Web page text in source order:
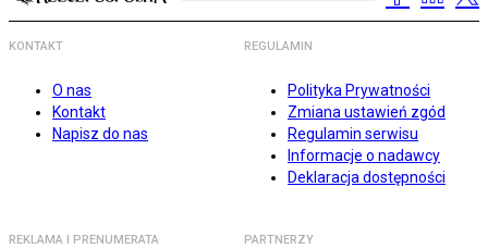
KONTAKT
O nas
Kontakt
Napisz do nas
REGULAMIN
Polityka Prywatności
Zmiana ustawień zgód
Regulamin serwisu
Informacje o nadawcy
Deklaracja dostępności
REKLAMA I PRENUMERATA PARTNERZY